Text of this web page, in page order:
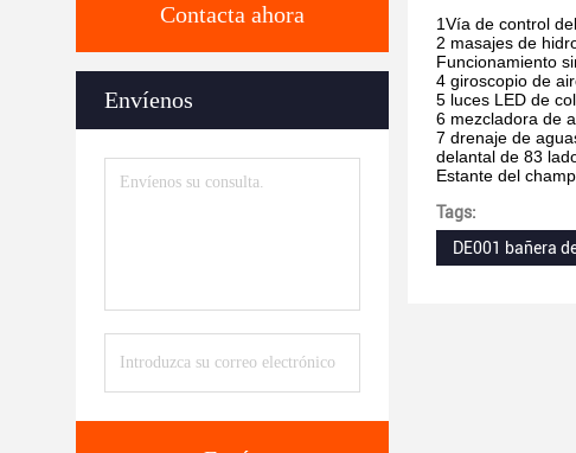
Contacta ahora
Envíenos
1Vía de control
2 masajes de
Funcionamiento
4 giroscopio de
5 luces LED de
6 mezcladora de
7 drenaje de
delantal de 83
Estante del
Tags:
DE001 bañera